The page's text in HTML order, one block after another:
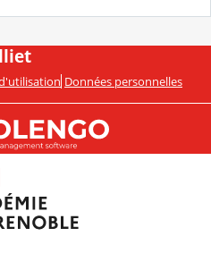
Données personnelles